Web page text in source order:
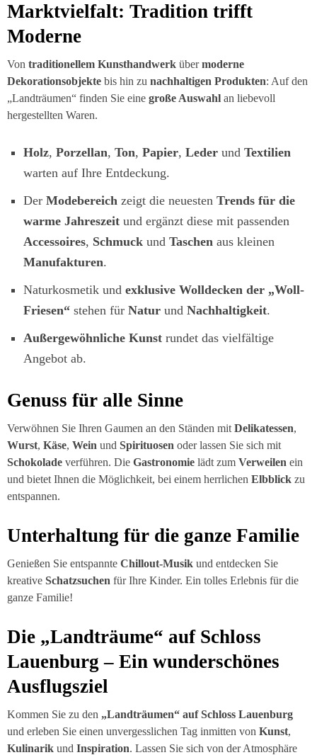
Marktvielfalt: Tradition trifft
Moderne
Von traditionellem Kunsthandwerk übermoderne
Dekorationsobjekte bis hin zu nachhaltigen Produkten: Auf den
„Landträumen“ finden Sie eine große Auswahl an liebevoll
hergestellten Waren.
Holz, Porzellan, Ton, Papier, Leder und Textilien
warten auf Ihre Entdeckung.
Der Modebereich zeigt die neuesten Trends für die
warme Jahreszeit und ergänzt diese mit passenden
Accessoires, Schmuck und Taschen aus kleinen
Manufakturen.
Naturkosmetik und exklusive Wolldecken der „Woll-
Friesen“ stehen für Natur und Nachhaltigkeit.
Außergewöhnliche Kunst rundet das vielfältige
Angebot ab.
Genuss für alle Sinne
Verwöhnen Sie Ihren Gaumen an den Ständen mit Delikatessen,
Wurst, Käse, Wein und Spirituosen oder lassen Sie sich mit
Schokolade verführen. Die Gastronomie lädt zum Verweilen ein
und bietet Ihnen die Möglichkeit, bei einem herrlichen Elbblick zu
entspannen.
Unterhaltung für die ganze Familie
Genießen Sie entspannte Chillout-Musik und entdecken Sie
kreative Schatzsuchen für Ihre Kinder. Ein tolles Erlebnis für die
ganze Familie!
Die „Landträume“ auf Schloss
Lauenburg – Ein wunderschönes
Ausflugsziel
Kommen Sie zu den „Landträumen“ auf Schloss Lauenburg
und erleben Sie einen unvergesslichen Tag inmitten von Kunst,
Kulinarik und Inspiration. Lassen Sie sich von der Atmosphäre